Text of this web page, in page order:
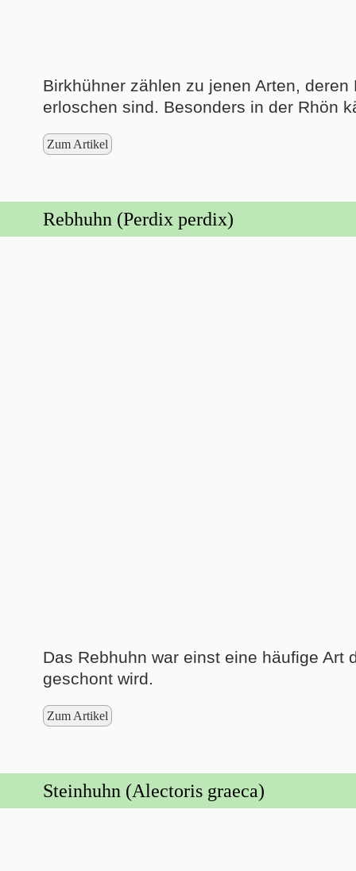
Birkhühner zählen zu jenen Arten,
erloschen sind. Besonders in der Rhön
Zum Artikel
Rebhuhn (Perdix perdix)
Das Rebhuhn war einst eine häufige
geschont wird.
Zum Artikel
Steinhuhn (Alectoris graeca)